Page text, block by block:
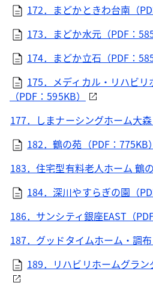
172．まどかときわ台南（
173．まどか水元（PDF：
174．まどか立石（PDF：
175．メディカル・リハビ
（PDF：595KB）
177．しまナーシングホーム大森
182．鶴の苑（PDF：775KB）
183．住宅型有料老人ホーム 鶴
184．深川やすらぎの園（
186．サンシティ銀座EAST（
187．グッドタイムホーム・調布
189．リハビリホームグラン